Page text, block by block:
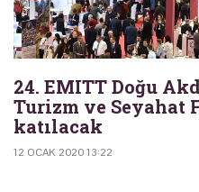
24. EMITT Doğu
Turizm ve Seyahat
katılacak
12 OCAK 2020 13:22